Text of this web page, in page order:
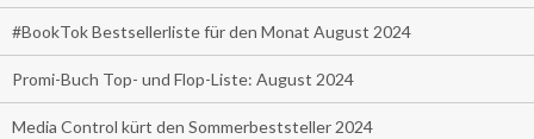
#BookTok Bestsellerliste für den Monat August 2024
Promi-Buch Top- und Flop-Liste: August 2024
Media Control kürt den Sommerbeststeller 2024